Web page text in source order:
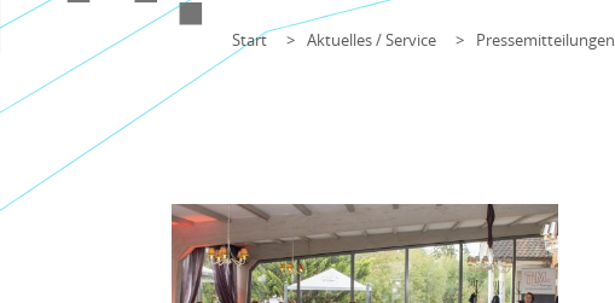
Start Aktuelles / Service Pressemitteilungen